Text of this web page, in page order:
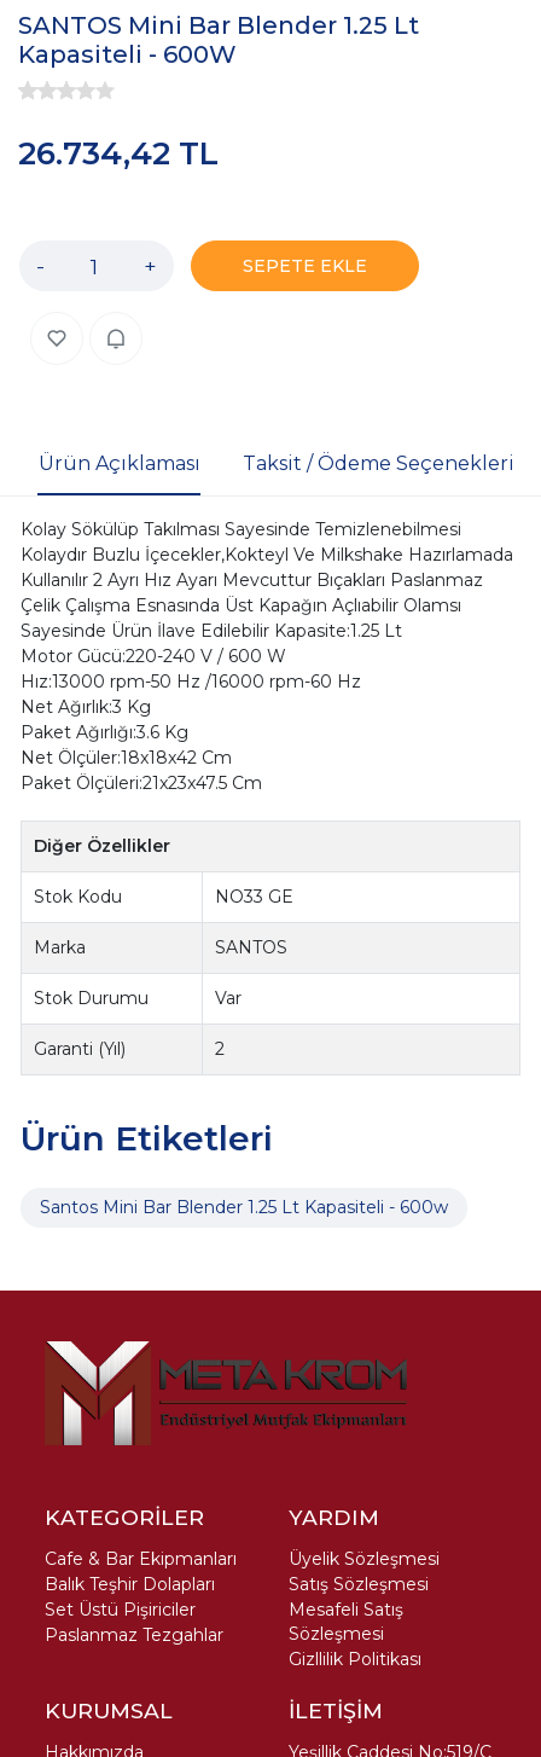
SANTOS Mini Bar Blender 1.25 Lt
Kapasiteli - 600W
26.734,42 TL
- + SEPETE EKLE
Ürün Açıklaması Taksit / Ödeme Seçenekleri
Kolay Sökülüp Takılması Sayesinde Temizlenebilmesi
Kolaydır Buzlu İçecekler,Kokteyl Ve Milkshake Hazırlamada
Kullanılır 2 Ayrı Hız Ayarı Mevcuttur Bıçakları Paslanmaz
Çelik Çalışma Esnasında Üst Kapağın Açlıabilir Olamsı
Sayesinde Ürün İlave Edilebilir Kapasite:1.25 Lt
Motor Gücü:220-240 V / 600 W
Hız:13000 rpm-50 Hz /16000 rpm-60 Hz
Net Ağırlık:3 Kg
Paket Ağırlığı:3.6 Kg
Net Ölçüler:18x18x42 Cm
Paket Ölçüleri:21x23x47.5 Cm
Diğer Özellikler
Stok Kodu NO33 GE
Marka SANTOS
Stok Durumu Var
Garanti (Yıl) 2
Ürün Etiketleri
Santos Mini Bar Blender 1.25 Lt Kapasiteli - 600w
KATEGORİLER
Cafe & Bar Ekipmanları
Balık Teşhir Dolapları
Set Üstü Pişiriciler
Paslanmaz Tezgahlar
YARDIM
Üyelik Sözleşmesi
Satış Sözleşmesi
Mesafeli Satış
Sözleşmesi
Gizllilik Politikası
KURUMSAL
Hakkımızda
İLETİŞİM
Yeşillik Caddesi No:519/C